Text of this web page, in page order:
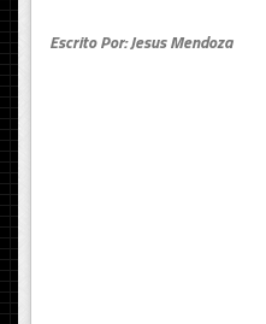
Escrito Por: Jesus Mendoza